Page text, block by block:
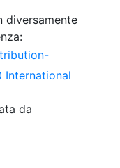
diversamente
International
da